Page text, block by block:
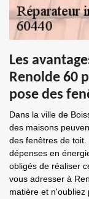
Les
Renolde 60
pose des
Dans la ville de
des maisons
des fenêtres de
dépenses en
obligés de réaliser
vous adresser à
matière et n'oubliez